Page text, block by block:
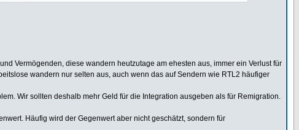
Vermögenden, diese wandern heutzutage am ehesten aus, immer ein Verlust für
wandern nur selten aus, auch wenn das auf Sendern wie RTL2 häufiger
Wir sollten deshalb mehr Geld für die Integration ausgeben als für Remigration.
Häufig wird der Gegenwert aber nicht geschätzt, sondern für